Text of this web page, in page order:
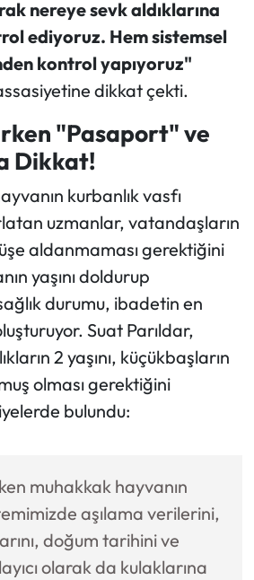
nereye sevk aldıklarına
ediyoruz. Hem sistemsel
kontrol yapıyoruz"
dikkat çekti.
"Pasaport" ve
Dikkat!
kurbanlık vasfı
uzmanlar, vatandaşların
aldanmaması gerektiğini
yaşını doldurup
durumu, ibadetin en
Suat Parıldar,
2 yaşını, küçükbaşların
olması gerektiğini
bulundu:
muhakkak hayvanın
aşılama verilerini,
doğum tarihini ve
olarak da kulaklarına